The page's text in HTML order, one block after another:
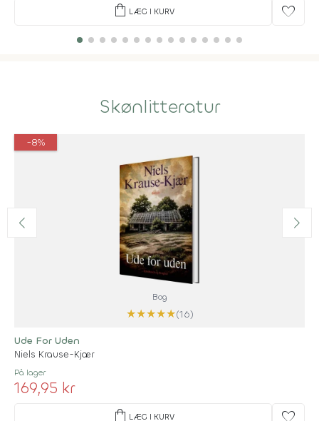
shopping_bag LÆG I KURV favorite
Skønlitteratur
-8%
Bog
★★★★★(16)
Ude For Uden
Niels Krause-Kjær
På lager
169,95 kr
shopping_bag LÆG I KURV